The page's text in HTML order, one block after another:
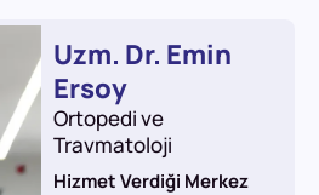
Uzm. Dr. Emin
Ersoy
Ortopedi ve
Travmatoloji
Hizmet Verdiği Merkez